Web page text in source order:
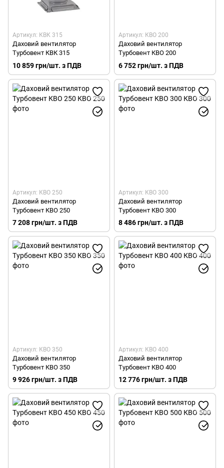
Артикул: КВК 315
Даховий вентилятор
Турбовент КВК 315
10 859 грн/шт. з ПДВ
Артикул: КВО 200
Даховий вентилятор
Турбовент КВО 200
6 752 грн/шт. з ПДВ
Артикул: КВО 250
Даховий вентилятор
Турбовент КВО 250
7 208 грн/шт. з ПДВ
Артикул: КВО 300
Даховий вентилятор
Турбовент КВО 300
8 486 грн/шт. з ПДВ
Артикул: КВО 350
Даховий вентилятор
Турбовент КВО 350
9 926 грн/шт. з ПДВ
Артикул: КВО 400
Даховий вентилятор
Турбовент КВО 400
12 776 грн/шт. з ПДВ